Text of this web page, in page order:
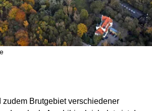
zudem Brutgebiet verschiedener